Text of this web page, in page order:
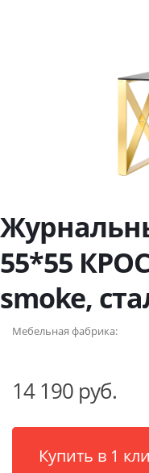
55*55
smoke,
Мебельная фабрика:
14 190 руб.
Купить в 1